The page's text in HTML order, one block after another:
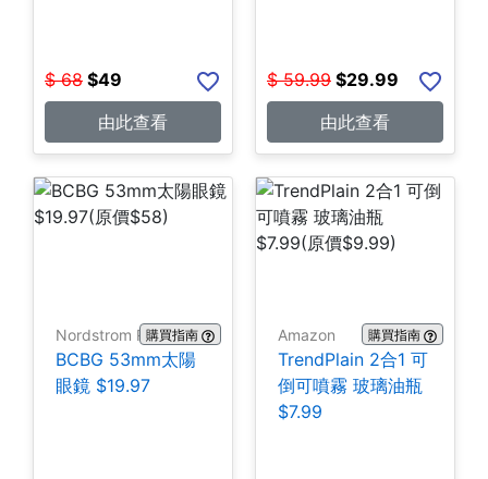
$ 68 $49
由此查看
$ 59.99 $29.99
由此查看
Nordstrom Rack購買指南
BCBG 53mm太陽
眼鏡 $19.97
Amazon 購買指南
TrendPlain 2合1 可
倒可噴霧 玻璃油瓶
$7.99